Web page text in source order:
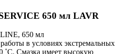
650 мл LAVR
650 мл
в условиях экстремальных
˚С. Смазка имеет высокую